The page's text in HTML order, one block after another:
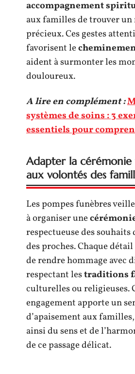
accompagnement
aux familles de trouver
précieux. Ces gestes
favorisent le
aident à surmonter les
douloureux.
A lire en complément :
systèmes de soins : 3
essentiels pour
Adapter la
aux volontés des
Les pompes funèbres
à organiser une
respectueuse des
des proches. Chaque
de rendre hommage avec
respectant lestraditions
culturelles ou religieuses.
engagement apporte un
d’apaisement aux
ainsi du sens et de
de ce passage délicat.